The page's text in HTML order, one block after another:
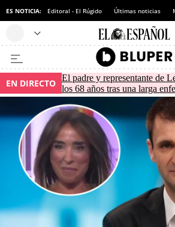
ES NOTICIA: Editoral - El Rúgido Últimas noticias
EN DIRECTO El padre y representante de
los 68 años tras una larga